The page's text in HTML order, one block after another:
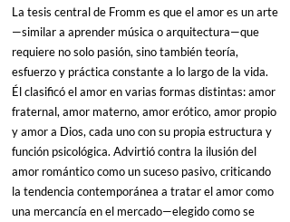
La tesis central de Fromm es que el amor es un arte
—similar a aprender música o arquitectura—que
requiere no solo pasión, sino también teoría,
esfuerzo y práctica constante a lo largo de la vida.
Él clasificó el amor en varias formas distintas: amor
fraternal, amor materno, amor erótico, amor propio
y amor a Dios, cada uno con su propia estructura y
función psicológica. Advirtió contra la ilusión del
amor romántico como un suceso pasivo, criticando
la tendencia contemporánea a tratar el amor como
una mercancía en el mercado—elegido como se